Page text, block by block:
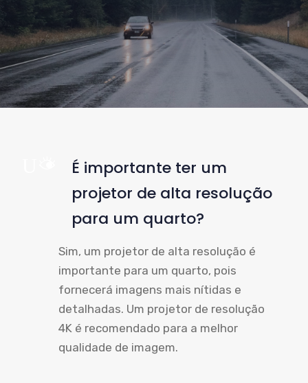
É importante ter um
projetor de alta resolução
para um quarto?
Sim, um projetor de alta resolução é
importante para um quarto, pois
fornecerá imagens mais nítidas e
detalhadas. Um projetor de resolução
4K é recomendado para a melhor
qualidade de imagem.